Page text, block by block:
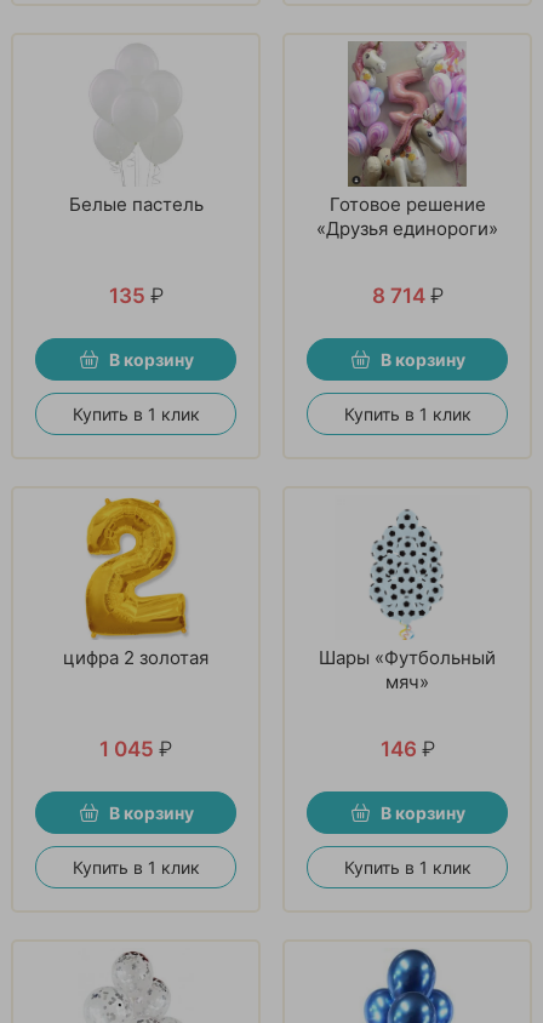
Белые пастель
135 ₽
В корзину
Купить в 1 клик
Готовое решение
«Друзья единороги»
8 714 ₽
В корзину
Купить в 1 клик
цифра 2 золотая
1 045 ₽
В корзину
Купить в 1 клик
Шары «Футбольный
мяч»
146 ₽
В корзину
Купить в 1 клик